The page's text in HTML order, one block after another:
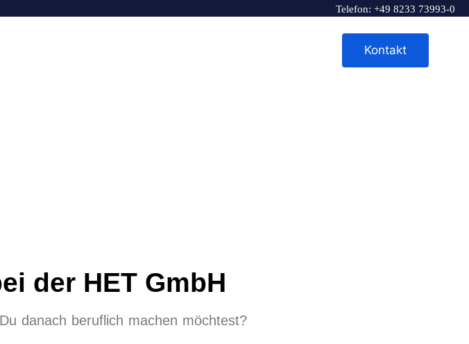
Telefon: +49 8233 73993-0
Kontakt
der HET GmbH
danach beruflich machen möchtest?